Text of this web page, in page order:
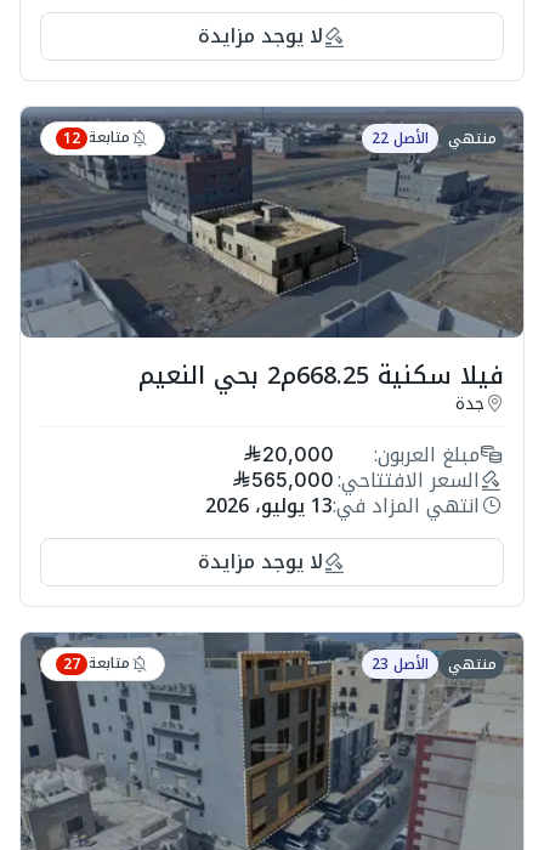
لا يوجد مزايدة
منتهي الأصل 22 متابعة 12
فيلا سكنية 668.25م2 بحي النعيم
جدة
مبلغ العربون: 20,000
السعر الافتتاحي: 565,000
انتهي المزاد في:13 يوليو، 2026
لا يوجد مزايدة
منتهي الأصل 23 متابعة 27